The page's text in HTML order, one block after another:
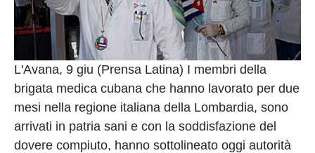
L'Avana, 9 giu (Prensa Latina) I membri della
brigata medica cubana che hanno lavorato per due
mesi nella regione italiana della Lombardia, sono
arrivati in patria sani e con la soddisfazione del
dovere compiuto, hanno sottolineato oggi autorità